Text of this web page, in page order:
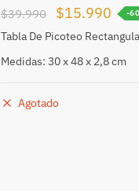
$39.990 $15.990 -
Tabla De Picoteo
Medidas: 30 x 48 x 2,8 cm
Agotado